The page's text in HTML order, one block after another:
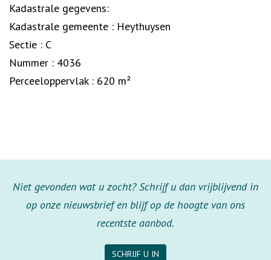
Kadastrale gegevens:
Kadastrale gemeente : Heythuysen
Sectie : C
Nummer : 4036
Perceeloppervlak : 620 m²
Niet gevonden wat u zocht? Schrijf u dan vrijblijvend in
op onze nieuwsbrief en blijf op de hoogte van ons
recentste aanbod.
SCHRIJF U IN